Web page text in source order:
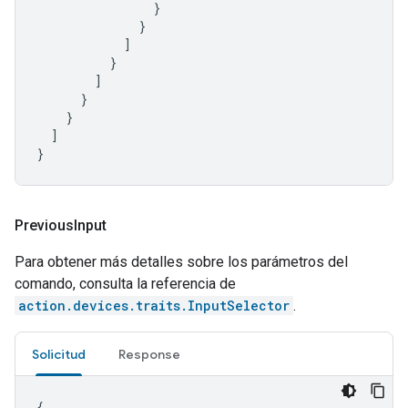
}
}
]
}
]
}
}
]
}
PreviousInput
Para obtener más detalles sobre los parámetros del
comando, consulta la referencia de
action.devices.traits.InputSelector .
Solicitud Response